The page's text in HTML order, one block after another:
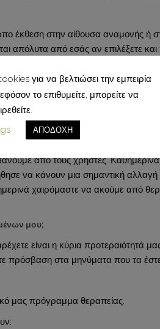
στην αίθουσα αναμονής ή
απόλυτα από εσάς αν επιλέξετε
μόνο εσείς και ο θεραπεύτρια
με την παραδοσιακή θεραπεία. Ο
τη διαθεσιμότητα και την
από τους χρήστες.
να κάνουν μια σημαντική
χαιρόμαστε να ακούμε από
μου;
είναι η κύρια προτεραιότητά
πρόσβαση στα μηνύματα που τα
μας πρόγραμμα θεραπείας.
για να βελτιώσει την εμπειρία
το επιθυμείτε, μπορείτε να
ΑΠΟΔΟΧΗ